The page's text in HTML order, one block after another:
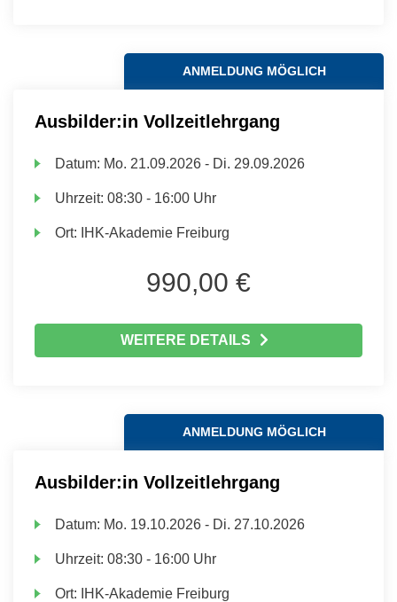
ANMELDUNG MÖGLICH
Ausbilder:in Vollzeitlehrgang
Datum: Mo. 21.09.2026 - Di. 29.09.2026
Uhrzeit:08:30 - 16:00 Uhr
Ort: IHK-Akademie Freiburg
990,00 €
WEITERE DETAILS
ANMELDUNG MÖGLICH
Ausbilder:in Vollzeitlehrgang
Datum: Mo. 19.10.2026 - Di. 27.10.2026
Uhrzeit:08:30 - 16:00 Uhr
Ort: IHK-Akademie Freiburg